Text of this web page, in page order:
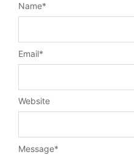
Message*
Name*
Email*
Website